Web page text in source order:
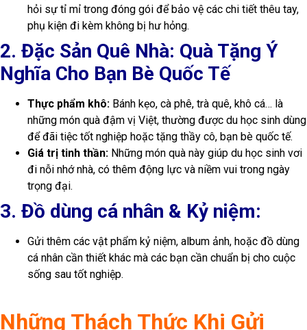
hỏi sự tỉ mỉ trong đóng gói để bảo vệ các chi tiết thêu tay,
phụ kiện đi kèm không bị hư hỏng.
2. Đặc Sản Quê Nhà: Quà Tặng Ý
Nghĩa Cho Bạn Bè Quốc Tế
Thực phẩm khô: Bánh kẹo, cà phê, trà quê, khô cá… là
những món quà đậm vị Việt, thường được du học sinh dùng
để đãi tiệc tốt nghiệp hoặc tặng thầy cô, bạn bè quốc tế.
Giá trị tinh thần: Những món quà này giúp du học sinh vơi
đi nỗi nhớ nhà, có thêm động lực và niềm vui trong ngày
trọng đại.
3. Đồ dùng cá nhân & Kỷ niệm:
Gửi thêm các vật phẩm kỷ niệm, album ảnh, hoặc đồ dùng
cá nhân cần thiết khác mà các bạn cần chuẩn bị cho cuộc
sống sau tốt nghiệp.
Những Thách Thức Khi Gửi